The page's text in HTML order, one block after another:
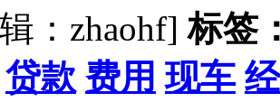
：zhaohf]标签
贷款 费用 现车